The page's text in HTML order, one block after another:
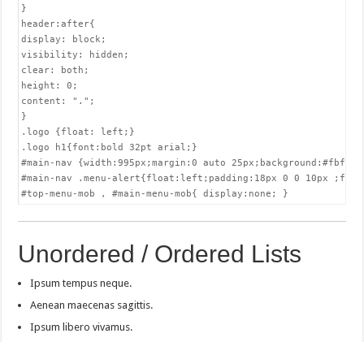
}
header:after{
display: block;
visibility: hidden;
clear: both;
height: 0;
content: ".";
}
.logo {float: left;}
.logo h1{font:bold 32pt arial;}
#main-nav {width:995px;margin:0 auto
#main-nav .menu-alert{float:left;padding:18px 0 0 10px
#top-menu-mob , #main-menu-mob{ display:none; }
Unordered / Ordered Lists
Ipsum tempus neque.
Aenean maecenas sagittis.
Ipsum libero vivamus.